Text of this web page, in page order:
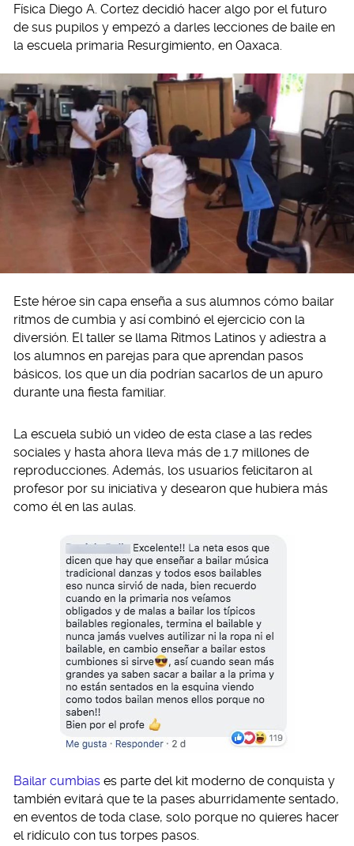
Física Diego A. Cortez decidió hacer algo por el futuro
de sus pupilos y empezó a darles lecciones de baile en
la escuela primaria Resurgimiento, en Oaxaca.
Este héroe sin capa enseña a sus alumnos cómo bailar
ritmos de cumbia y así combinó el ejercicio con la
diversión. El taller se llama Ritmos Latinos y adiestra a
los alumnos en parejas para que aprendan pasos
básicos, los que un día podrían sacarlos de un apuro
durante una fiesta familiar.
La escuela subió un video de esta clase a las redes
sociales y hasta ahora lleva más de 1.7 millones de
reproducciones. Además, los usuarios felicitaron al
profesor por su iniciativa y desearon que hubiera más
como él en las aulas.
Bailar cumbias es parte del kit moderno de conquista y
también evitará que te la pases aburridamente sentado,
en eventos de toda clase, solo porque no quieres hacer
el ridículo con tus torpes pasos.